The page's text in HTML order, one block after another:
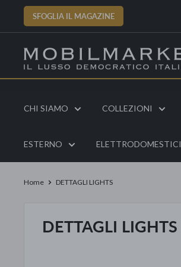
SFOGLIA IL MAGAZINE
CHI SIAMO COLLEZIONI
ESTERNO ELETTRODOMESTICI
Home DETTAGLI LIGHTS
DETTAGLI LIGHTS